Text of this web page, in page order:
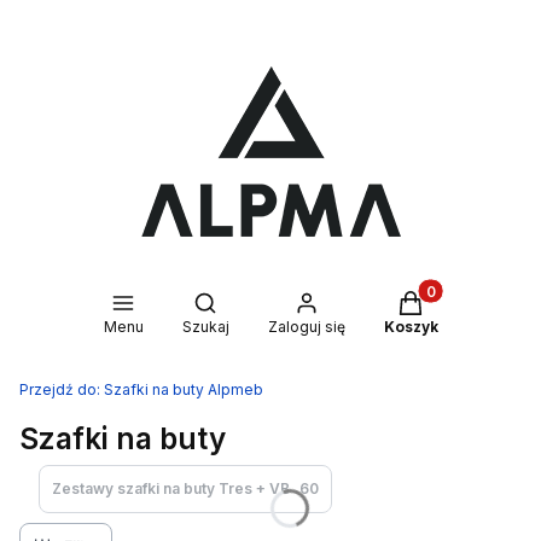
Menu
Otwórz wyszukiwarkę
Szukaj Zaloguj się
Produkty w
Koszyk
Przejdź do: Szafki na buty Alpmeb
Szafki na buty
Zestawy szafki na buty Tres + VB 60